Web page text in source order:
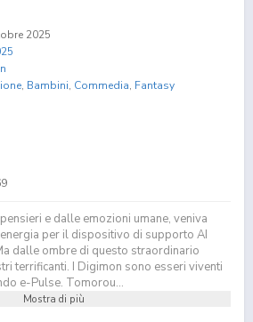
2025
, Bambini, Commedia, Fantasy
e dalle emozioni umane, veniva
per il dispositivo di supporto AI
dalle ombre di questo straordinario
terrificanti. I Digimon sono esseri viventi
e-Pulse. Tomorou...
Mostra di più